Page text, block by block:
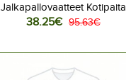
Jalkapallovaatteet Kotipaita
MM-kisat 2026 Lyhythihainen
38.25€ 95.63€